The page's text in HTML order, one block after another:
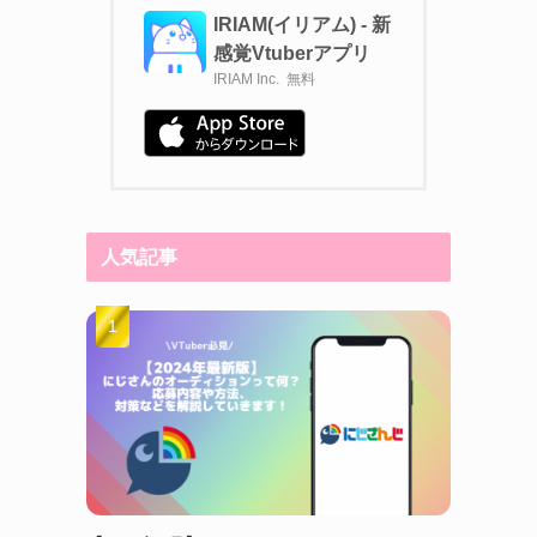
IRIAM(イリアム) - 新
感覚Vtuberアプリ
IRIAM Inc. 無料
人気記事